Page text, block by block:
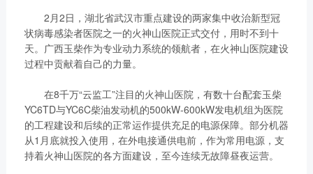
12个商用车系统部/驻外
销售大区、18个通机大
区驻外销售大区、13个
船电驻外营销中心、5个
玉柴芯蓝驻外销售大区、
31个服务与后市场驻外
市场部、6400多家服务
站、6000多家配件销售
网点；在亚洲、美洲、非
股、参股二级子公司，涉
及发动机制造及其产业
链、物流及供应链服务，
三大产业板块，在广西、
广东、江苏、安徽、湖
北、重庆、辽宁等地均有
产业基地布局。
了解更多
2月2日，湖北省武汉市重点建设的两家集中收治新型冠
状病毒感染者医院之一的火神山医院正式交付，用时不到十
天。广西玉柴作为专业动力系统的领航者，在火神山医院建设
过程中贡献着自己的力量。
在8千万“云监工”注目的火神山医院，有数十台配套玉柴
YC6TD与YC6C柴油发动机的500kW-600kW发电机组为医院
的工程建设和后续的正常运作提供充足的电源保障。部分机器
从1月底就投入使用，在外电接通供电前，作为常用电源，支
持着火神山医院的各方面建设，至今连续无故障昼夜运营。